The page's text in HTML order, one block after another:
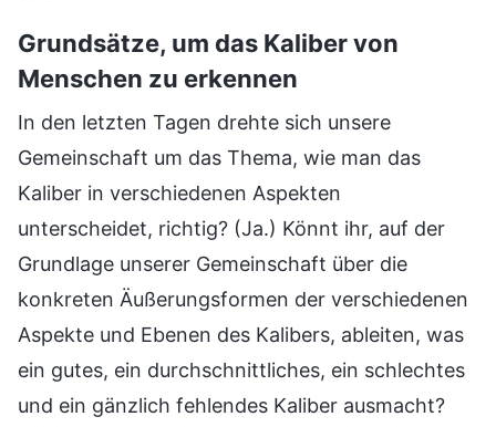
Grundsätze, um das Kaliber von
Menschen zu erkennen
In den letzten Tagen drehte sich unsere
Gemeinschaft um das Thema, wie man das
Kaliber in verschiedenen Aspekten
unterscheidet, richtig? (Ja.) Könnt ihr, auf der
Grundlage unserer Gemeinschaft über die
konkreten Äußerungsformen der verschiedenen
Aspekte und Ebenen des Kalibers, ableiten, was
ein gutes, ein durchschnittliches, ein schlechtes
und ein gänzlich fehlendes Kaliber ausmacht?